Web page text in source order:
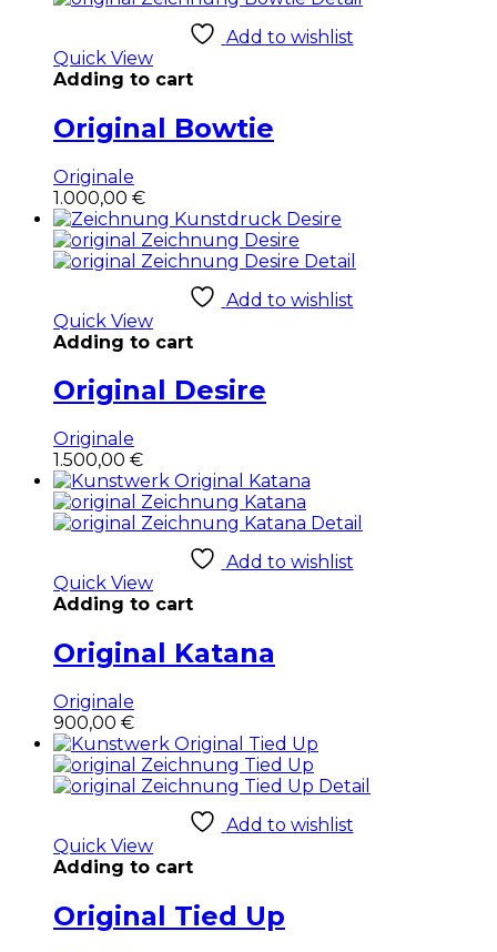
Add to wishlist
Quick View
Adding to cart
Original Bowtie
Originale
1.000,00 €
Add to wishlist
Quick View
Adding to cart
Original Desire
Originale
1.500,00 €
Add to wishlist
Quick View
Adding to cart
Original Katana
Originale
900,00 €
Add to wishlist
Quick View
Adding to cart
Original Tied Up